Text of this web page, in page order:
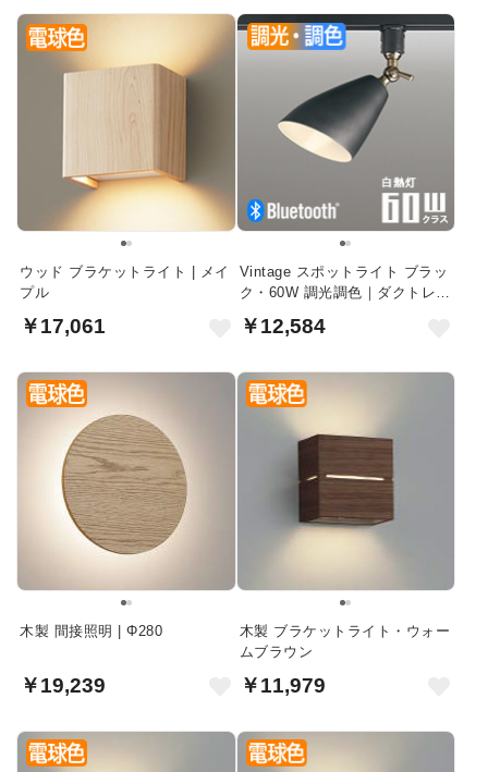
ウッド ブラケットライト | メイ
プル
￥17,061
Vintage スポットライト ブラッ
ク・60W 調光調色｜ダクトレー
￥12,584
木製 間接照明 | Φ280
￥19,239
木製 ブラケットライト・ウォー
ムブラウン
￥11,979